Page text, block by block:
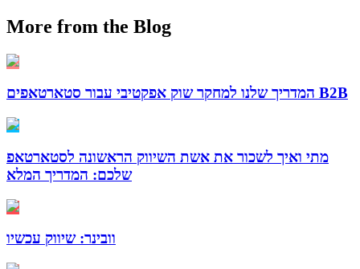
More from the Blog
המדריך שלנו למחקר שוק אפקטיבי עבור סטארטאפים B2B
מתי ואיך לשכור את אשת השיווק הראשונה לסטארטאפ
שלכם: המדריך המלא
וובינר: שיווק עכשיו